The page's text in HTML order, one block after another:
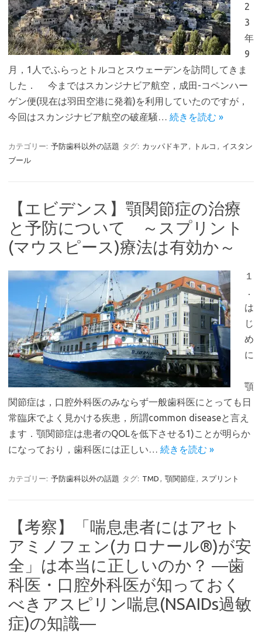
2
3
年
9
月，1人でふらっとトルコとスウェーデンを訪問してきま
した． 今まではスカンジナビア航空，成田-コペンハー
ゲン便(現在は羽田空港に発着)を利用していたのですが，
今回はスカンジナビア航空の破産騒… 続きを読む »
カテゴリー: 予防歯科以外の話題 タグ: カッパドキア , トルコ , イスタン
ブール
【エビデンス】顎関節症の治療
と予防について ～スプリント
(マウスピース)療法は有効か～
１
．
は
じ
め
に
顎
関節症は，口腔外科医のみならず一般歯科医にとっても日
常臨床でよく見かける疾患，所謂common diseaseと言え
ます．顎関節症は患者のQOLを低下させる1)ことが明らか
になっており，歯科医には正しい… 続きを読む »
カテゴリー: 予防歯科以外の話題 タグ: TMD , 顎関節症 , スプリント
【考察】「喘息患者にはアセト
アミノフェン(カロナール®)が安
全」は本当に正しいのか？ ―歯
科医・口腔外科医が知っておく
べきアスピリン喘息(NSAIDs過敏
症)の知識―